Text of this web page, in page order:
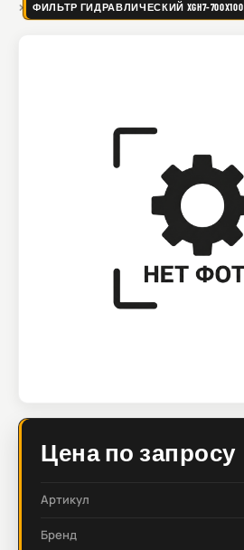
ФИЛЬТР ГИДРАВЛИЧЕСКИЙ XGH7-700X100
Цена по запросу
Артикул
Бренд